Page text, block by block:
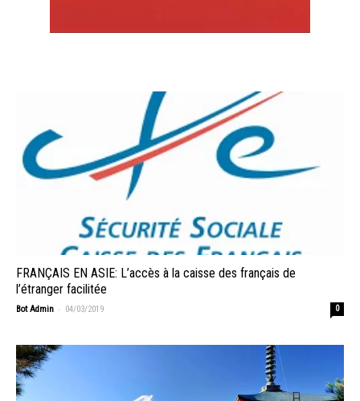
FRANÇAIS EN ASIE: L’accès à la caisse des français de
l’étranger facilitée
Bot Admin - 04/03/2019 0